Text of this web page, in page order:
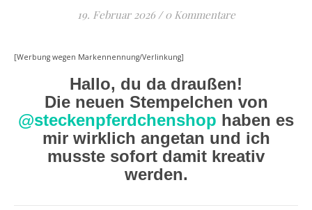
19. Februar 2026 / 0 Kommentare
[Werbung wegen Markennennung/Verlinkung]
Hallo, du da draußen!
Die neuen Stempelchen von
@steckenpferdchenshop haben es
mir wirklich angetan und ich
musste sofort damit kreativ
werden.